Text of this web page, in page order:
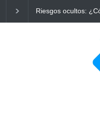
Ayuno Digital: La